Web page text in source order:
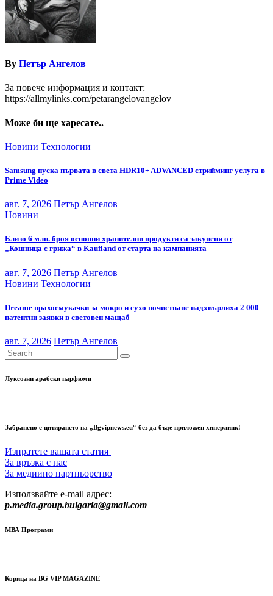
By Петър Ангелов
За повече информация и контакт:
https://allmylinks.com/petarangelovangelov
Може би ще харесате..
Новини Технологии
Samsung пуска първата в света HDR10+ ADVANCED стрийминг услуга в
Prime Video
авг. 7, 2026 Петър Ангелов
Новини
Близо 6 млн. броя основни хранителни продукти са закупени от
„Кошница с грижа“ в Kaufland от старта на кампанията
авг. 7, 2026 Петър Ангелов
Новини Технологии
Dreame прахосмукачки за мокро и сухо почистване надхвърлиха 2 000
патентни заявки в световен мащаб
авг. 7, 2026 Петър Ангелов
Луксозни арабски парфюми
Забранено е цитирането на „Bgvipnews.eu“ без да бъде приложен хиперлинк!
Изпратете вашата статия
За връзка с нас
За медиино партньорство
Използвайте e-mail адрес:
p.media.group.bulgaria@gmail.com
МВА Програми
Корица на BG VIP MAGAZINE